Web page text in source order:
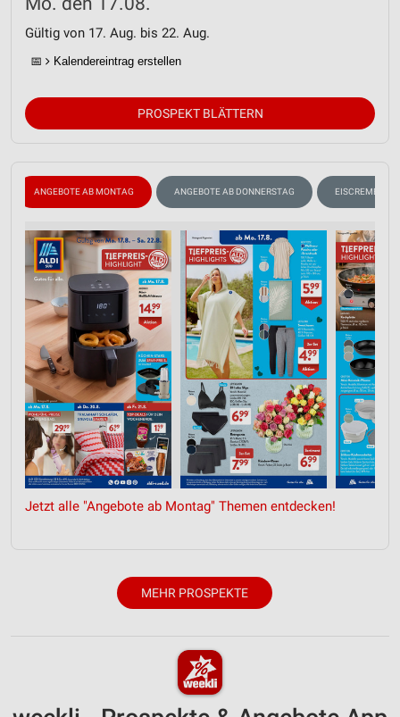
Gültig von 17. Aug. bis 22. Aug.
📅 Kalendereintrag erstellen
PROSPEKT BLÄTTERN
ANGEBOTE AB MONTAG ANGEBOTE AB DONNERSTAG EISCREME
Jetzt alle "Angebote ab Montag" Themen entdecken!
MEHR PROSPEKTE